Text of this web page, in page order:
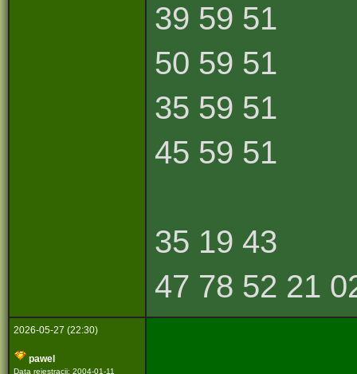
39 59 51
50 59 51
35 59 51
45 59 51
35 19 43
47 78 52 21
2026-05-27 (22:30)
pawel
Data rejestracji: 2004-01-11